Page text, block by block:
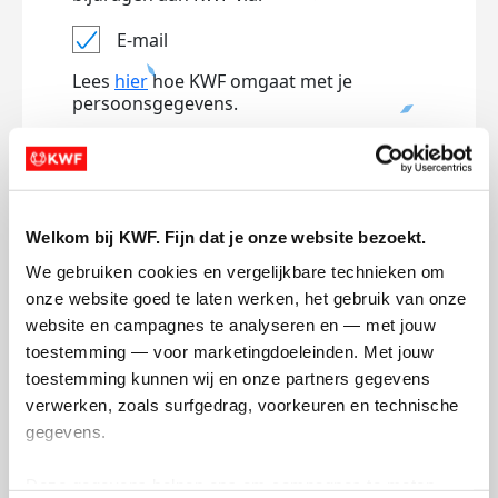
Welkom bij KWF. Fijn dat je onze website bezoekt.
We gebruiken cookies en vergelijkbare technieken om
onze website goed te laten werken, het gebruik van onze
website en campagnes te analyseren en — met jouw
toestemming — voor marketingdoeleinden. Met jouw
toestemming kunnen wij en onze partners gegevens
verwerken, zoals surfgedrag, voorkeuren en technische
gegevens.
E-mail
Lees hierhoe KWF omgaat met je
persoonsgegevens.
Jouw bericht op de actiepagina van Team
(optioneel)
0/150
Naam die op de pagina verschijnt
Volgende